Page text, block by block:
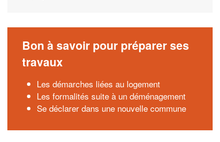
Bon à savoir pour préparer ses
travaux
Les démarches liées au logement
Les formalités suite à un déménagement
Se déclarer dans une nouvelle commune